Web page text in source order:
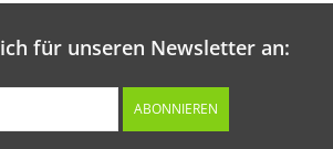
für unseren Newsletter an:
ABONNIEREN